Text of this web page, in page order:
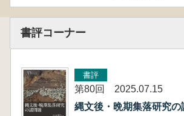
書評コーナー
書評
第80回 2025.07.15
縄文後・晩期集落研究の